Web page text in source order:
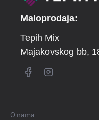
Maloprodaja:
Tepih Mix
Majakovskog bb,
O nama